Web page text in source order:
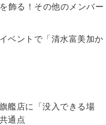
飾る！その他のメンバー
ベントで「清水富美加か
艦店に「没入できる場
通点